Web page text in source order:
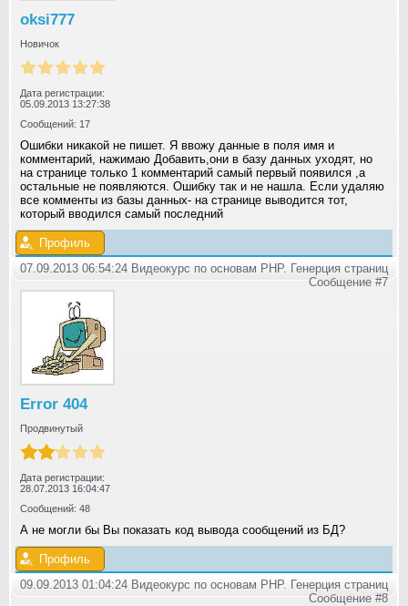
oksi777
Новичок
Дата регистрации:
05.09.2013 13:27:38
Сообщений: 17
Ошибки никакой не пишет. Я ввожу данные в поля имя и
комментарий, нажимаю Добавить,они в базу данных уходят, но
на странице только 1 комментарий самый первый появился ,а
остальные не появляются. Ошибку так и не нашла. Если удаляю
все комменты из базы данных- на странице выводится тот,
который вводился самый последний
Профиль
07.09.2013 06:54:24 Видеокурс по основам PHP. Генерция страниц
Сообщение #7
Error 404
Продвинутый
Дата регистрации:
28.07.2013 16:04:47
Сообщений: 48
А не могли бы Вы показать код вывода сообщений из БД?
Профиль
09.09.2013 01:04:24 Видеокурс по основам PHP. Генерция страниц
Сообщение #8